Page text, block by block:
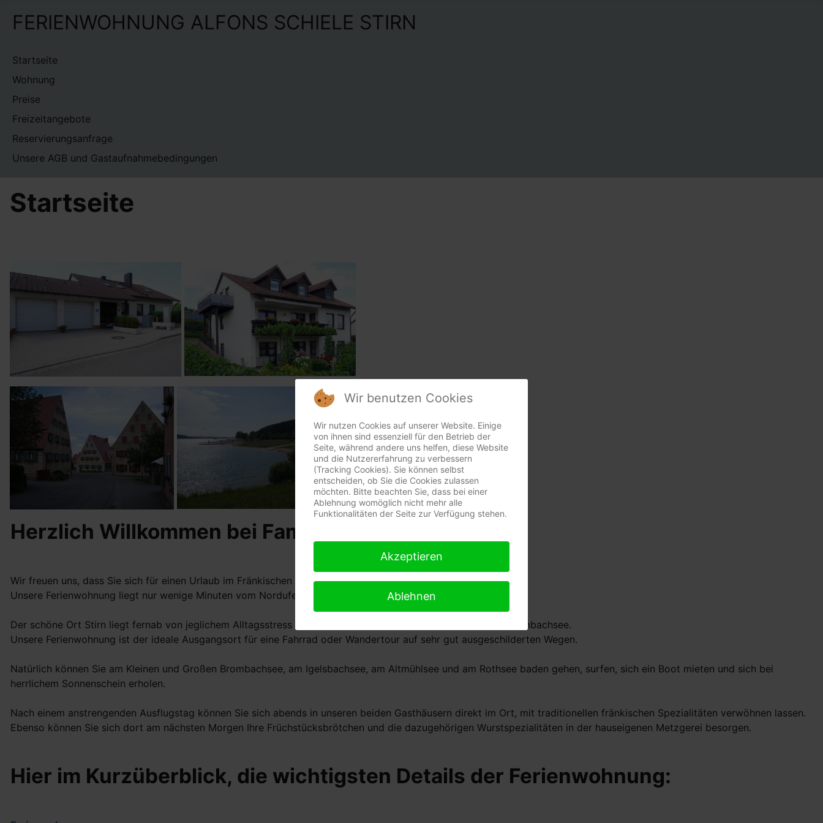
FERIENWOHNUNG ALFONS SCHIELE STIRN
Startseite
Wohnung
Preise
Freizeitangebote
Reservierungsanfrage
Unsere AGB und Gastaufnahmebedingungen
Startseite
Herzlich Willkommen bei Familie Alfons Schiele
Wir freuen uns, dass Sie sich für einen Urlaub im Fränkischen Seenland entschieden haben.
Unsere Ferienwohnung liegt nur wenige Minuten vom Nordufer des Großen Brombachsee entfernt.
Der schöne Ort Stirn liegt fernab von jeglichem Alltagsstress und Lärm auf einer kleinen Anhöhe über dem Brombachsee.
Unsere Ferienwohnung ist der ideale Ausgangsort für eine Fahrrad oder Wandertour auf sehr gut ausgeschilderten Wegen.
Natürlich können Sie am Kleinen und Großen Brombachsee, am Igelsbachsee, am Altmühlsee und am Rothsee baden gehen, surfen, sich ein Boot mieten und sich bei
herrlichem Sonnenschein erholen.
Nach einem anstrengenden Ausflugstag können Sie sich abends in unseren beiden Gasthäusern direkt im Ort, mit traditionellen fränkischen Spezialitäten verwöhnen lassen.
Ebenso können Sie sich dort am nächsten Morgen Ihre Früchstücksbrötchen und die dazugehörigen Wurstspezialitäten in der hauseigenen Metzgerei besorgen.
Hier im Kurzüberblick, die wichtigsten Details der Ferienwohnung:
Wir benutzen Cookies
Wir nutzen Cookies auf unserer Website. Einige
von ihnen sind essenziell für den Betrieb der
Seite, während andere uns helfen, diese Website
und die Nutzererfahrung zu verbessern
(Tracking Cookies). Sie können selbst
entscheiden, ob Sie die Cookies zulassen
möchten. Bitte beachten Sie, dass bei einer
Ablehnung womöglich nicht mehr alle
Funktionalitäten der Seite zur Verfügung stehen.
Akzeptieren
Ablehnen